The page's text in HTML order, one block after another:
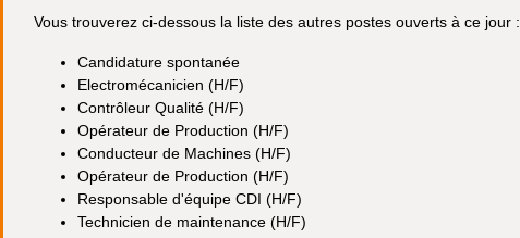
Vous trouverez ci-dessous la liste des autres postes ouverts à ce jour :
Candidature spontanée
Electromécanicien (H/F)
Contrôleur Qualité (H/F)
Opérateur de Production (H/F)
Conducteur de Machines (H/F)
Opérateur de Production (H/F)
Responsable d'équipe CDI (H/F)
Technicien de maintenance (H/F)